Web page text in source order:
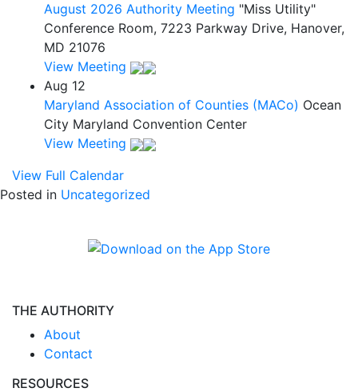
August 2026 Authority Meeting "Miss Utility"
Conference Room, 7223 Parkway Drive, Hanover,
MD 21076
View Meeting
Aug 12
Maryland Association of Counties (MACo) Ocean
City Maryland Convention Center
View Meeting
View Full Calendar
Posted in Uncategorized
THE AUTHORITY
About
Contact
RESOURCES